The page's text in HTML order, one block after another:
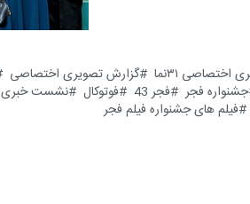
۳۱نما گزارش تصویری اختصاصی
جشنواره فجر فجر 43 فوتوکال نشست خبری
فیلم های جشنواره فیلم فجر